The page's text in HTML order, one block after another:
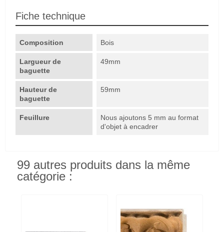
Fiche technique
Composition Bois
Largueur de
baguette
49mm
Hauteur de
baguette
59mm
Feuillure
Nous ajoutons 5 mm au format
d'objet à encadrer
99 autres produits dans la même
catégorie :